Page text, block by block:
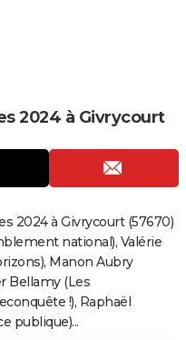
2024 à Givrycourt
2024 à Givrycourt (57670)
national), Valérie
Manon Aubry
Bellamy (Les
!), Raphaël
publique)...